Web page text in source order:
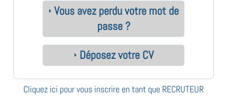
Vous avez perdu votre mot de
passe ?
Déposez votre CV
Cliquez ici pour vous inscrire en tant que RECRUTEUR